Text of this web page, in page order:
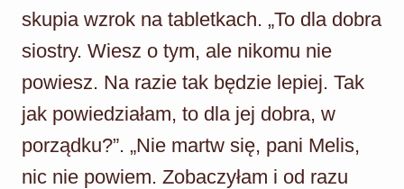
skupia wzrok na tabletkach. „To dla dobra
siostry. Wiesz o tym, ale nikomu nie
powiesz. Na razie tak będzie lepiej. Tak
jak powiedziałam, to dla jej dobra, w
porządku?”. „Nie martw się, pani Melis,
nic nie powiem. Zobaczyłam i od razu